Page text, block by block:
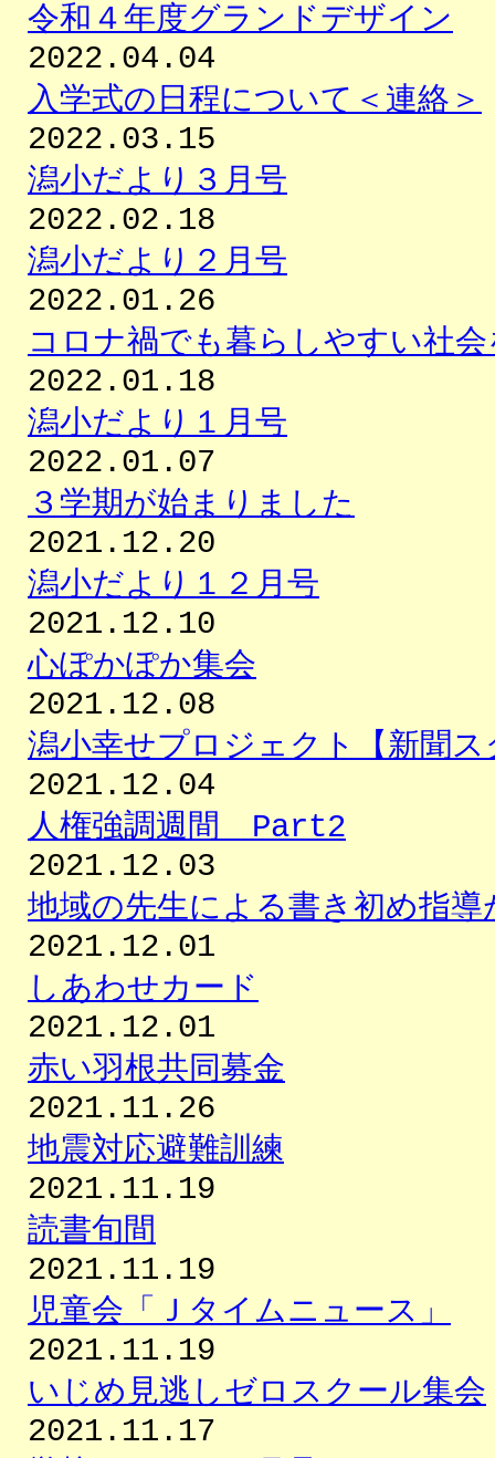
令和４年度グランドデザイン
2022.04.04
入学式の日程について＜連絡＞
2022.03.15
潟小だより３月号
2022.02.18
潟小だより２月号
2022.01.26
コロナ禍でも暮らしやすい社
2022.01.18
潟小だより１月号
2022.01.07
３学期が始まりました
2021.12.20
潟小だより１２月号
2021.12.10
心ぽかぽか集会
2021.12.08
潟小幸せプロジェクト【新聞
2021.12.04
人権強調週間 Part2
2021.12.03
地域の先生による書き初め指
2021.12.01
しあわせカード
2021.12.01
赤い羽根共同募金
2021.11.26
地震対応避難訓練
2021.11.19
読書旬間
2021.11.19
児童会「Ｊタイムニュース」
2021.11.19
いじめ見逃しゼロスクール集会
2021.11.17